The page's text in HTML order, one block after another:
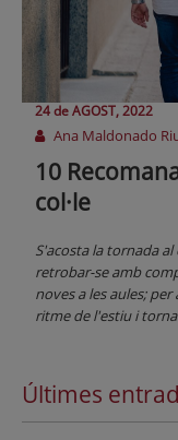
24 deAGOST, 2022
Ana Maldonado
10
col·le
S'acosta la tornada al
retrobar-se amb
noves a les aules;
ritme de l'estiu i
Últimes